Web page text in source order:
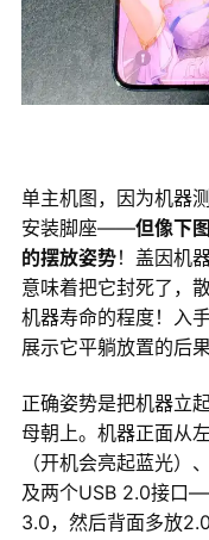
单主机图，因为机器
安装脚座——但像下
的摆放姿势！盖因机
意味着把它封死了，
机器寿命的程度！入
展示它平躺放置的后果
正确姿势是把机器立
母朝上。机器正面从
（开机会亮起蓝光）
及两个USB 2.0接口
3.0，然后背面多放